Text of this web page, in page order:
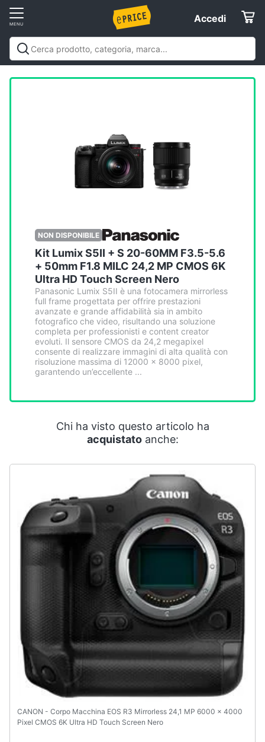
Accedi
Accedi
NON DISPONIBILE
Kit Lumix S5II + S 20-60MM F3.5-5.6
+ 50mm F1.8 MILC 24,2 MP CMOS 6K
Ultra HD Touch Screen Nero
Panasonic Lumix S5II è una fotocamera mirrorless
full frame progettata per offrire prestazioni
avanzate e grande affidabilità sia in ambito
fotografico che video, risultando una soluzione
completa per professionisti e content creator
evoluti. Il sensore CMOS da 24,2 megapixel
consente di realizzare immagini di alta qualità con
risoluzione massima di 12000 x 8000 pixel,
garantendo un’eccellente ...
Chi ha visto questo articolo ha
acquistatoanche:
CANON - Corpo Macchina EOS R3 Mirrorless 24,1 MP 6000 x 4000
Pixel CMOS 6K Ultra HD Touch Screen Nero